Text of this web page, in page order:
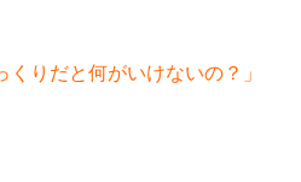
くりだと何がいけないの？」